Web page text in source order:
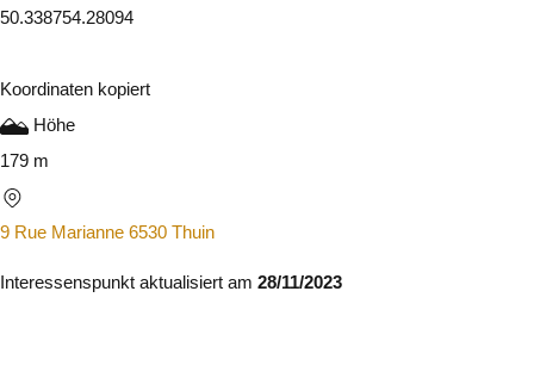
50.338754.28094
Koordinaten kopiert
Höhe
179 m
9 Rue Marianne 6530 Thuin
Interessenspunkt aktualisiert am 28/11/2023